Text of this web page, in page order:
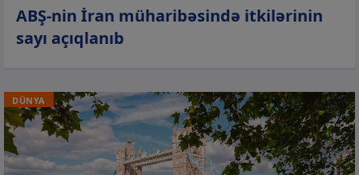
ABŞ-nin İran müharibəsində itkilərinin
sayı açıqlanıb
DÜNYA